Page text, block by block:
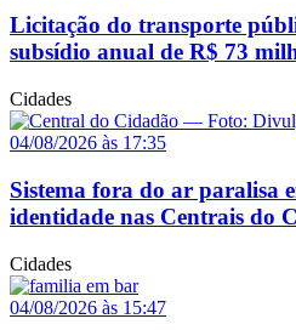
Licitação do transporte
subsídio anual de R$ 73
Cidades
04/08/2026 às 17:35
Sistema fora do ar paralisa
identidade nas Centrais do
Cidades
04/08/2026 às 15:47